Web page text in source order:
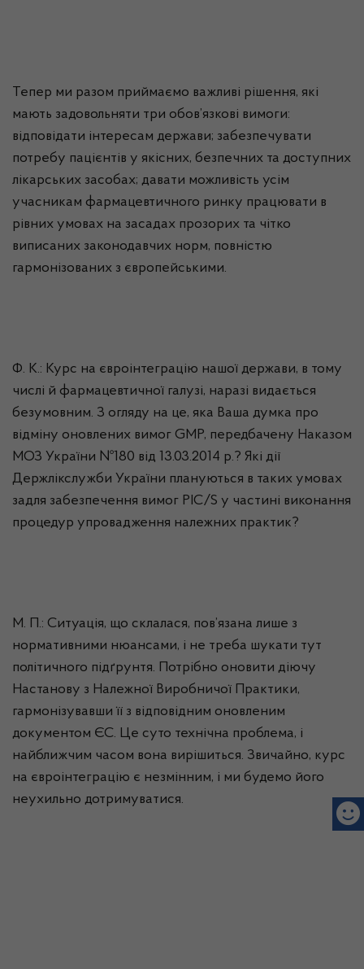
Тепер ми разом приймаємо важливі рішення, які
мають задовольняти три обов’язкові вимоги:
відповідати інтересам держави; забезпечувати
потребу пацієнтів у якісних, безпечних та доступних
лікарських засобах; давати можливість усім
учасникам фармацевтичного ринку працювати в
рівних умовах на засадах прозорих та чітко
виписаних законодавчих норм, повністю
гармонізованих з європейськими.
Ф. К.: Курс на євроінтеграцію нашої держави, в тому
числі й фармацевтичної галузі, наразі видається
безумовним. З огляду на це, яка Ваша думка про
відміну оновлених вимог GMP, передбачену Наказом
МОЗ України №180 від 13.03.2014 р.? Які дії
Держлікслужби України плануються в таких умовах
задля забезпечення вимог PIC/S у частині виконання
процедур упровадження належних практик?
М. П.: Ситуація, що склалася, пов’язана лише з
нормативними нюансами, і не треба шукати тут
політичного підґрунтя. Потрібно оновити діючу
Настанову з Належної Виробничої Практики,
гармонізувавши її з відповідним оновленим
документом ЄС. Це суто технічна проблема, і
найближчим часом вона вирішиться. Звичайно, курс
на євроінтеграцію є незмінним, і ми будемо його
неухильно дотримуватися.